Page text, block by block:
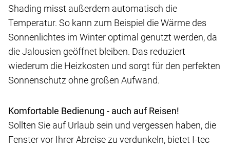
Shading misst außerdem automatisch die
Temperatur. So kann zum Beispiel die Wärme des
Sonnenlichtes im Winter optimal genutzt werden, da
die Jalousien geöffnet bleiben. Das reduziert
wiederum die Heizkosten und sorgt für den perfekten
Sonnenschutz ohne großen Aufwand.
Komfortable Bedienung - auch auf Reisen!
Sollten Sie auf Urlaub sein und vergessen haben, die
Fenster vor Ihrer Abreise zu verdunkeln, bietet I-tec